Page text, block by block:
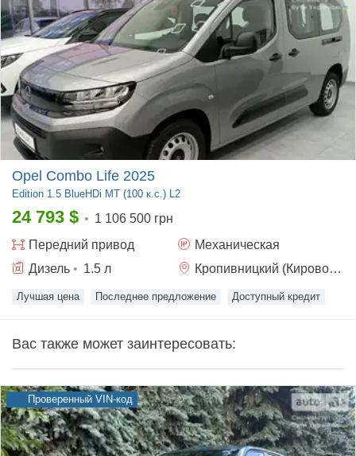
Opel Combo Life 2025
Edition 1.5 BlueHDi MT (100 к.с.) L2
24 793 $ • 1 106 500 грн
Передний привод
Механическая
Дизель • 1.5 л Кропивницкий (Кировоград)
Лучшая цена Последнее предложение Доступный кредит
Вас также может заинтересовать:
Проверенный VIN-код